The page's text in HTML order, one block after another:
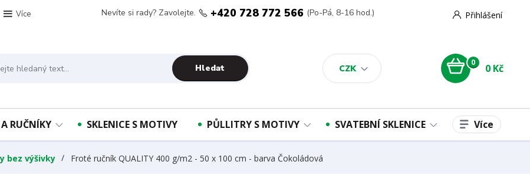
Více
CZK
Přihlášení
Hledat
Nevíte si rady? Zavolejte. +420 728 772 566 (Po-Pá, 8-16 hod.)
0 0 Kč
RUČNÍKY SKLENICE S MOTIVY PŮLLITRY S MOTIVY SVATEBNÍ SKLENICE Více
bez výšivky Froté ručník QUALITY 400 g/m2 - 50 x 100 cm - barva Čokoládová